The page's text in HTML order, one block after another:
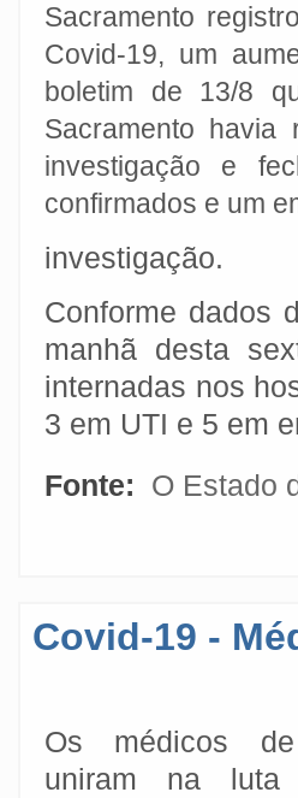
Sacramento
Covid-19, um
boletim de 13/8
Sacramento
investigação e
confirmados e um
investigação.
Conforme dados
manhã desta
internadas nos
3 em UTI e 5 em
Fonte:
O Estado
Covid-19 -
Os médicos
uniram na